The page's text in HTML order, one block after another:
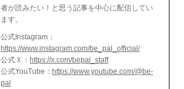
者が読みたい！と思う記事を中心に配信してい
ます。
公式Instagram：
https://www.instagram.com/be_pal_official/
公式Ｘ： https://x.com/bepal_staff
公式YouTube： https://www.youtube.com/@be-
pal